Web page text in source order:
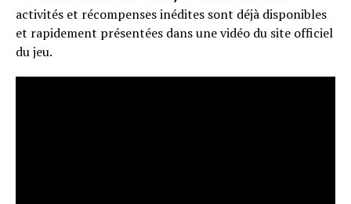
activités et récompenses inédites sont déjà disponibles
et rapidement présentées dans une vidéo du site officiel
du jeu.